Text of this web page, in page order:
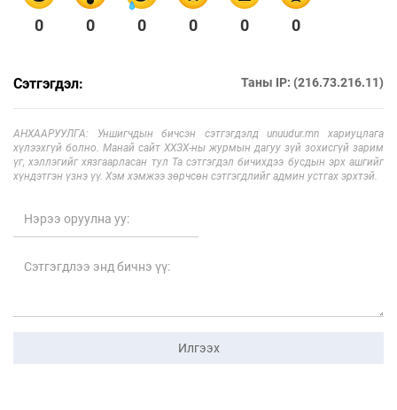
0 0 0 0 0 0
Сэтгэгдэл: Таны IP: (216.73.216.11)
АНХААРУУЛГА: Уншигчдын бичсэн сэтгэгдэлд unuudur.mn хариуцлага
хүлээхгүй болно. Манай сайт ХХЗХ-ны журмын дагуу зүй зохисгүй зарим
үг, хэллэгийг хязгаарласан тул Та сэтгэгдэл бичихдээ бусдын эрх ашгийг
хүндэтгэн үзнэ үү. Хэм хэмжээ зөрчсөн сэтгэгдлийг админ устгах эрхтэй.
Илгээх